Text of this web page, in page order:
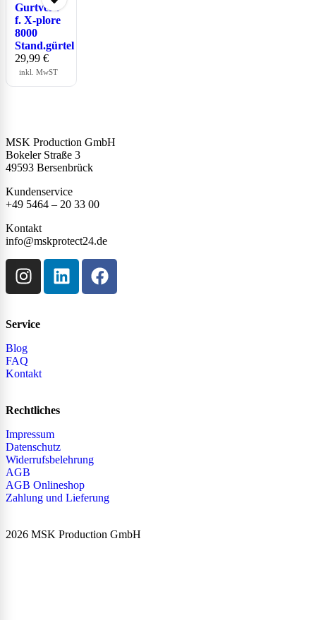
Gurtverl.
f. X-plore
8000
Stand.gürtel
29,99 €
inkl. MwST
MSK Production GmbH
Bokeler Straße 3
49593 Bersenbrück
Kundenservice
+49 5464 – 20 33 00
Kontakt
info@mskprotect24.de
Service
Blog
FAQ
Kontakt
Rechtliches
Impressum
Datenschutz
Widerrufsbelehrung
AGB
AGB Onlineshop
Zahlung und Lieferung
2026 MSK Production GmbH